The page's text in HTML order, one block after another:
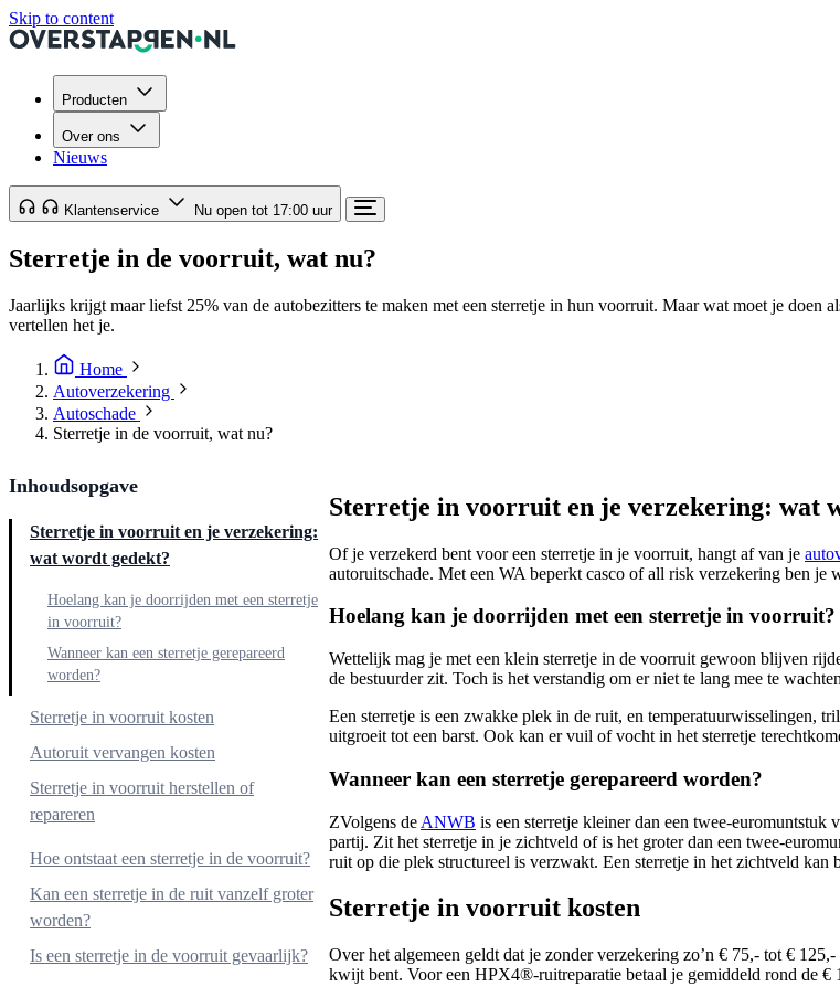
Skip to content
Producten
Over ons
Nieuws
Klantenservice Nu open tot 17:00 uur
Sterretje in de voorruit, wat nu?
Jaarlijks krijgt maar liefst 25% van de autobezitters te maken met een sterretje in hun voorruit. Maar wat moet je
vertellen het je.
Home
Autoverzekering
Autoschade
Sterretje in de voorruit, wat nu?
Inhoudsopgave
Sterretje in voorruit en je verzekering:
wat wordt gedekt?
Hoelang kan je doorrijden met een sterretje
in voorruit?
Wanneer kan een sterretje gerepareerd
worden?
Sterretje in voorruit kosten
Autoruit vervangen kosten
Sterretje in voorruit herstellen of
repareren
Wat moet je doen bij een sterretje in de
Hoe ontstaat een sterretje in de voorruit?
Kan een sterretje in de ruit vanzelf groter
worden?
Is een sterretje in de voorruit gevaarlijk?
Sterretje in voorruit en je verzekering: wat
Of je verzekerd bent voor een sterretje in je voorruit, hangt af van je
autoruitschade. Met een WA beperkt casco of all risk verzekering ben je
Hoelang kan je doorrijden met een sterretje in voorruit?
Wettelijk mag je met een klein sterretje in de voorruit gewoon blijven
de bestuurder zit. Toch is het verstandig om er niet te lang mee te
Een sterretje is een zwakke plek in de ruit, en temperatuurwisselingen,
uitgroeit tot een barst. Ook kan er vuil of vocht in het sterretje
Wanneer kan een sterretje gerepareerd worden?
ZVolgens de ANWB is een sterretje kleiner dan een twee-euromuntstuk
partij. Zit het sterretje in je zichtveld of is het groter dan een twee-
ruit op die plek structureel is verzwakt. Een sterretje in het zichtveld
Sterretje in voorruit kosten
Over het algemeen geldt dat je zonder verzekering zo’n € 75,- tot €
kwijt bent. Voor een HPX4®-ruitreparatie betaal je gemiddeld rond de €